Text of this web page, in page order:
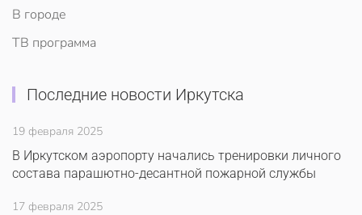
В городе
ТВ программа
Последние новости Иркутска
19 февраля 2025
В Иркутском аэропорту начались тренировки личного
состава парашютно-десантной пожарной службы
17 февраля 2025